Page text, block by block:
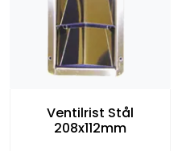
Ventilrist Stål
208x112mm